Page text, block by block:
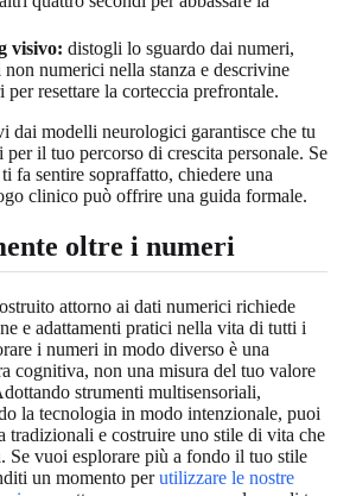
visivo: distogli lo sguardo dai numeri,
numerici nella stanza e descrivine
resettare la corteccia prefrontale.
dai modelli neurologici garantisce che tu
il tuo percorso di crescita personale. Se
fa sentire sopraffatto, chiedere una
clinico può offrire una guida formale.
oltre i numeri
attorno ai dati numerici richiede
e adattamenti pratici nella vita di tutti i
i numeri in modo diverso è una
cognitiva, non una misura del tuo valore
strumenti multisensoriali,
la tecnologia in modo intenzionale, puoi
e costruire uno stile di vita che
vuoi esplorare più a fondo il tuo stile
un momento perutilizzare le nostre